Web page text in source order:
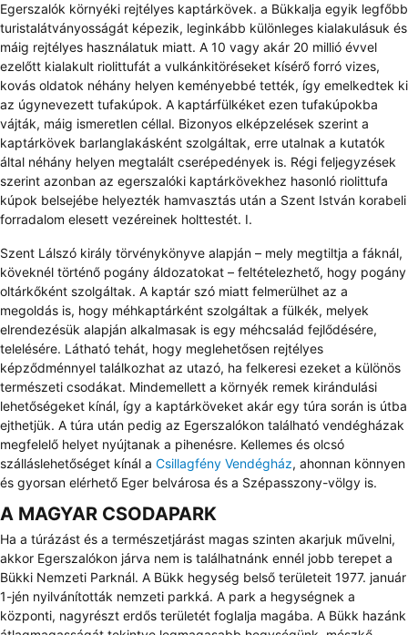
Egerszalók környéki rejtélyes kaptárkövek. a Bükkalja egyik legfőbb
turistalátványosságát képezik, leginkább különleges kialakulásuk és
máig rejtélyes használatuk miatt. A 10 vagy akár 20 millió évvel
ezelőtt kialakult riolittufát a vulkánkitöréseket kísérő forró vizes,
kovás oldatok néhány helyen keményebbé tették, így emelkedtek ki
az úgynevezett tufakúpok. A kaptárfülkéket ezen tufakúpokba
vájták, máig ismeretlen céllal. Bizonyos elképzelések szerint a
kaptárkövek barlanglakásként szolgáltak, erre utalnak a kutatók
által néhány helyen megtalált cserépedények is. Régi feljegyzések
szerint azonban az egerszalóki kaptárkövekhez hasonló riolittufa
kúpok belsejébe helyezték hamvasztás után a Szent István korabeli
forradalom elesett vezéreinek holttestét. I.
Szent Lálszó király törvénykönyve alapján – mely megtiltja a fáknál,
köveknél történő pogány áldozatokat – feltételezhető, hogy pogány
oltárkőként szolgáltak. A kaptár szó miatt felmerülhet az a
megoldás is, hogy méhkaptárként szolgáltak a fülkék, melyek
elrendezésük alapján alkalmasak is egy méhcsalád fejlődésére,
telelésére. Látható tehát, hogy meglehetősen rejtélyes
képződménnyel találkozhat az utazó, ha felkeresi ezeket a különös
természeti csodákat. Mindemellett a környék remek kirándulási
lehetőségeket kínál, így a kaptárköveket akár egy túra során is útba
ejthetjük. A túra után pedig az Egerszalókon található vendégházak
megfelelő helyet nyújtanak a pihenésre. Kellemes és olcsó
szálláslehetőséget kínál a Csillagfény Vendégház, ahonnan könnyen
és gyorsan elérhető Eger belvárosa és a Szépasszony-völgy is.
A MAGYAR CSODAPARK
Ha a túrázást és a természetjárást magas szinten akarjuk művelni,
akkor Egerszalókon járva nem is találhatnánk ennél jobb terepet a
Bükki Nemzeti Parknál. A Bükk hegység belső területeit 1977. január
1-jén nyilvánították nemzeti parkká. A park a hegységnek a
központi, nagyrészt erdős területét foglalja magába. A Bükk hazánk